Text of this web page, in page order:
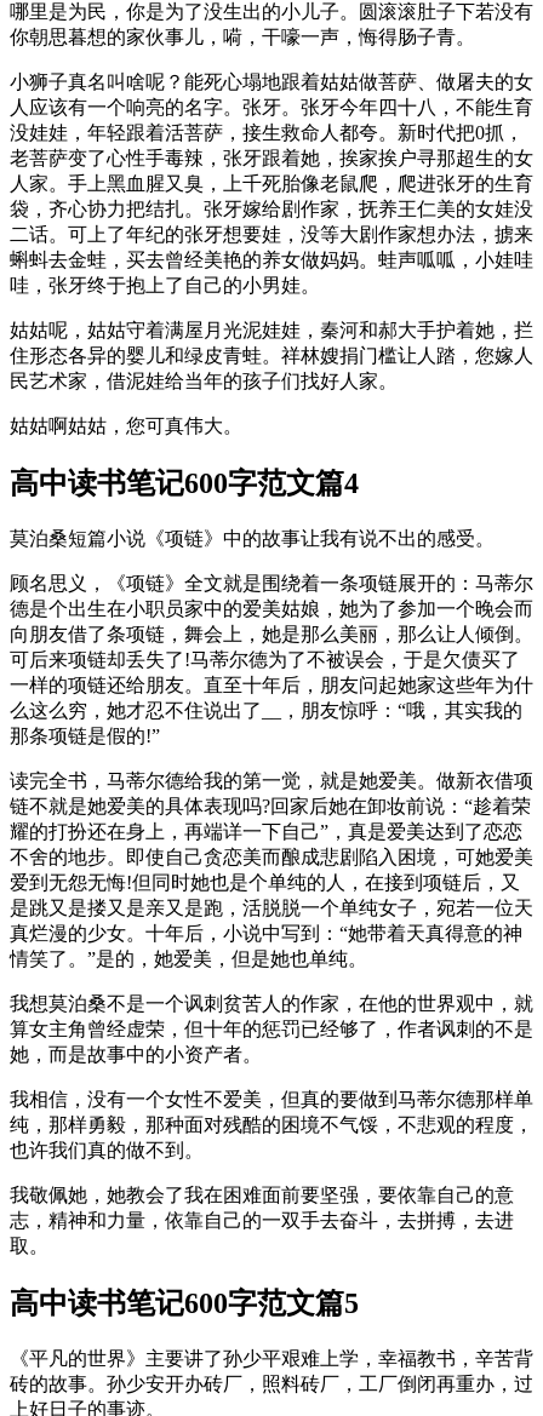
哪里是为民，你是为了没生出的小儿子。圆滚滚肚子下若没有
你朝思暮想的家伙事儿，嗬，干嚎一声，悔得肠子青。
小狮子真名叫啥呢？能死心塌地跟着姑姑做菩萨、做屠夫的女
人应该有一个响亮的名字。张牙。张牙今年四十八，不能生育
没娃娃，年轻跟着活菩萨，接生救命人都夸。新时代把0抓，
老菩萨变了心性手毒辣，张牙跟着她，挨家挨户寻那超生的女
人家。手上黑血腥又臭，上千死胎像老鼠爬，爬进张牙的生育
袋，齐心协力把结扎。张牙嫁给剧作家，抚养王仁美的女娃没
二话。可上了年纪的张牙想要娃，没等大剧作家想办法，掳来
蝌蚪去金蛙，买去曾经美艳的养女做妈妈。蛙声呱呱，小娃哇
哇，张牙终于抱上了自己的小男娃。
姑姑呢，姑姑守着满屋月光泥娃娃，秦河和郝大手护着她，拦
住形态各异的婴儿和绿皮青蛙。祥林嫂捐门槛让人踏，您嫁人
民艺术家，借泥娃给当年的孩子们找好人家。
姑姑啊姑姑，您可真伟大。
高中读书笔记600字范文篇4
莫泊桑短篇小说《项链》中的故事让我有说不出的感受。
顾名思义，《项链》全文就是围绕着一条项链展开的：马蒂尔
德是个出生在小职员家中的爱美姑娘，她为了参加一个晚会而
向朋友借了条项链，舞会上，她是那么美丽，那么让人倾倒。
可后来项链却丢失了!马蒂尔德为了不被误会，于是欠债买了
一样的项链还给朋友。直至十年后，朋友问起她家这些年为什
么这么穷，她才忍不住说出了__，朋友惊呼：“哦，其实我的
那条项链是假的!”
读完全书，马蒂尔德给我的第一觉，就是她爱美。做新衣借项
链不就是她爱美的具体表现吗?回家后她在卸妆前说：“趁着荣
耀的打扮还在身上，再端详一下自己”，真是爱美达到了恋恋
不舍的地步。即使自己贪恋美而酿成悲剧陷入困境，可她爱美
爱到无怨无悔!但同时她也是个单纯的人，在接到项链后，又
是跳又是搂又是亲又是跑，活脱脱一个单纯女子，宛若一位天
真烂漫的少女。十年后，小说中写到：“她带着天真得意的神
情笑了。”是的，她爱美，但是她也单纯。
我想莫泊桑不是一个讽刺贫苦人的作家，在他的世界观中，就
算女主角曾经虚荣，但十年的惩罚已经够了，作者讽刺的不是
她，而是故事中的小资产者。
我相信，没有一个女性不爱美，但真的要做到马蒂尔德那样单
纯，那样勇毅，那种面对残酷的困境不气馁，不悲观的程度，
也许我们真的做不到。
我敬佩她，她教会了我在困难面前要坚强，要依靠自己的意
志，精神和力量，依靠自己的一双手去奋斗，去拼搏，去进
取。
高中读书笔记600字范文篇5
《平凡的世界》主要讲了孙少平艰难上学，幸福教书，辛苦背
砖的故事。孙少安开办砖厂，照料砖厂，工厂倒闭再重办，过
上好日子的事迹。